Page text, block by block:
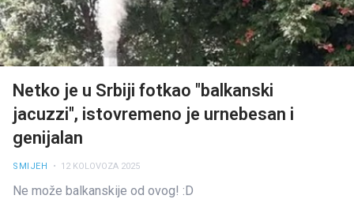
Netko je u Srbiji fotkao "balkanski
jacuzzi", istovremeno je urnebesan i
genijalan
SMIJEH • 12 KOLOVOZA 2025
Ne može balkanskije od ovog! :D